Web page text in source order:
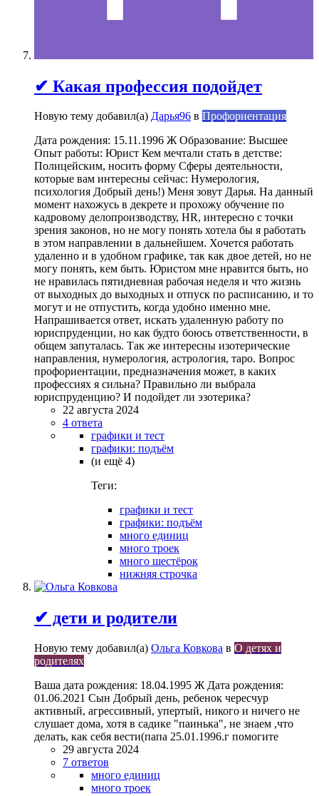
✔ Какая профессия подойдет
Новую тему добавил(а) Дарья96 в Профориентация
Дата рождения: 15.11.1996 Ж Образование: Высшее
Опыт работы: Юрист Кем мечтали стать в детстве:
Полицейским, носить форму Сферы деятельности,
которые вам интересны сейчас: Нумерология,
психология Добрый день!) Меня зовут Дарья. На данный
момент нахожусь в декрете и прохожу обучение по
кадровому делопроизводству, HR, интересно с точки
зрения законов, но не могу понять хотела бы я работать
в этом направлении в дальнейшем. Хочется работать
удаленно и в удобном графике, так как двое детей, но не
могу понять, кем быть. Юристом мне нравится быть, но
не нравилась пятидневная рабочая неделя и что жизнь
от выходных до выходных и отпуск по расписанию, и то
могут и не отпустить, когда удобно именно мне.
Напрашивается ответ, искать удаленную работу по
юриспруденции, но как будто боюсь ответственности, в
общем запуталась. Так же интересны изотерические
направления, нумерология, астрология, таро. Вопрос
профориентации, предназначения может, в каких
профессиях я сильна? Правильно ли выбрала
юриспруденцию? И подойдет ли эзотерика?
22 августа 2024
4 ответа
графики и тест
графики: подъём
(и ещё 4)
Теги:
графики и тест
графики: подъём
много единиц
много троек
много шестёрок
нижняя строчка
✔ дети и родители
Новую тему добавил(а) Ольга Ковкова в О детях и
родителях
Ваша дата рождения: 18.04.1995 Ж Дата рождения:
01.06.2021 Сын Добрый день, ребенок чересчур
активный, агрессивный, упертый, никого и ничего не
слушает дома, хотя в садике "паинька", не знаем ,что
делать, как себя вести(папа 25.01.1996.г помогите
29 августа 2024
7 ответов
много единиц
много троек